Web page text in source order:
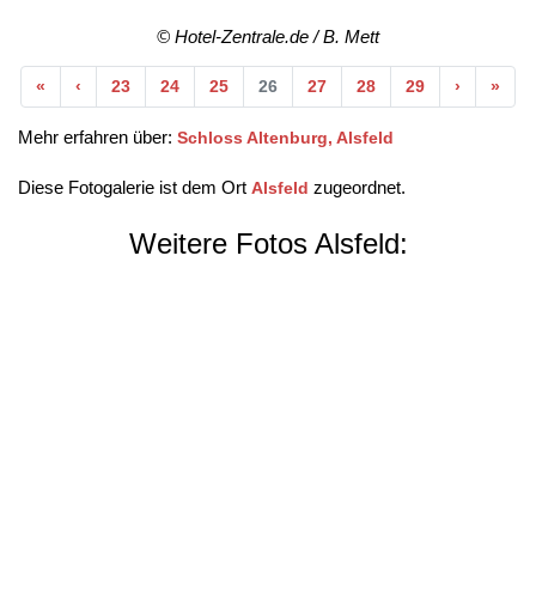
© Hotel-Zentrale.de / B. Mett
« Anfang
‹ Vorherige
23 24 25 26 27 28 29 › Nächste
»
Mehr erfahren über: Schloss Altenburg, Alsfeld
Diese Fotogalerie ist dem Ort Alsfeld zugeordnet.
Weitere Fotos Alsfeld: